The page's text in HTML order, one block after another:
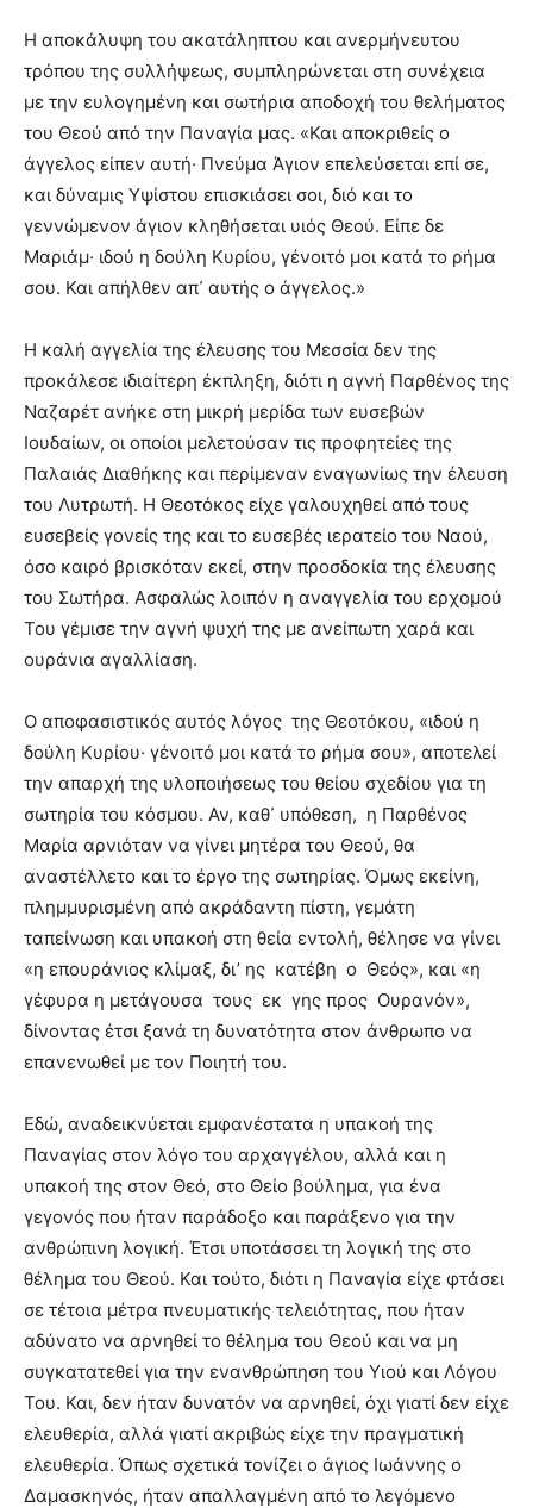
Η αποκάλυψη του ακατάληπτου και ανερμήνευτου
τρόπου της συλλήψεως, συμπληρώνεται στη συνέχεια
με την ευλογημένη και σωτήρια αποδοχή του θελήματος
του Θεού από την Παναγία μας. «Και αποκριθείς ο
άγγελος είπεν αυτή· Πνεύμα Άγιον επελεύσεται επί σε,
και δύναμις Υψίστου επισκιάσει σοι, διό και το
γεννώμενον άγιον κληθήσεται υιός Θεού. Είπε δε
Μαριάμ· ιδού η δούλη Κυρίου, γένοιτό μοι κατά το ρήμα
σου. Και απήλθεν απ᾽ αυτής ο άγγελος.»
Η καλή αγγελία της έλευσης του Μεσσία δεν της
προκάλεσε ιδιαίτερη έκπληξη, διότι η αγνή Παρθένος της
Ναζαρέτ ανήκε στη μικρή μερίδα των ευσεβών
Ιουδαίων, οι οποίοι μελετούσαν τις προφητείες της
Παλαιάς Διαθήκης και περίμεναν εναγωνίως την έλευση
του Λυτρωτή. Η Θεοτόκος είχε γαλουχηθεί από τους
ευσεβείς γονείς της και το ευσεβές ιερατείο του Ναού,
όσο καιρό βρισκόταν εκεί, στην προσδοκία της έλευσης
του Σωτήρα. Ασφαλώς λοιπόν η αναγγελία του ερχομού
Του γέμισε την αγνή ψυχή της με ανείπωτη χαρά και
ουράνια αγαλλίαση.
Ο αποφασιστικός αυτός λόγος της Θεοτόκου, «ιδού η
δούλη Κυρίου· γένοιτό μοι κατά το ρήμα σου», αποτελεί
την απαρχή της υλοποιήσεως του θείου σχεδίου για τη
σωτηρία του κόσμου. Αν, καθ᾽ υπόθεση, η Παρθένος
Μαρία αρνιόταν να γίνει μητέρα του Θεού, θα
αναστέλλετο και το έργο της σωτηρίας. Όμως εκείνη,
πλημμυρισμένη από ακράδαντη πίστη, γεμάτη
ταπείνωση και υπακοή στη θεία εντολή, θέλησε να γίνει
«η επουράνιος κλίμαξ, δι’ ης κατέβη ο Θεός», και «η
γέφυρα η μετάγουσα τους εκ γης προς Ουρανόν»,
δίνοντας έτσι ξανά τη δυνατότητα στον άνθρωπο να
επανενωθεί με τον Ποιητή του.
Εδώ, αναδεικνύεται εμφανέστατα η υπακοή της
Παναγίας στον λόγο του αρχαγγέλου, αλλά και η
υπακοή της στον Θεό, στο Θείο βούλημα, για ένα
γεγονός που ήταν παράδοξο και παράξενο για την
ανθρώπινη λογική. Έτσι υποτάσσει τη λογική της στο
θέλημα του Θεού. Και τούτο, διότι η Παναγία είχε φτάσει
σε τέτοια μέτρα πνευματικής τελειότητας, που ήταν
αδύνατο να αρνηθεί το θέλημα του Θεού και να μη
συγκατατεθεί για την ενανθρώπηση του Υιού και Λόγου
Του. Και, δεν ήταν δυνατόν να αρνηθεί, όχι γιατί δεν είχε
ελευθερία, αλλά γιατί ακριβώς είχε την πραγματική
ελευθερία. Όπως σχετικά τονίζει ο άγιος Ιωάννης ο
Δαμασκηνός, ήταν απαλλαγμένη από το λεγόμενο